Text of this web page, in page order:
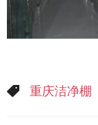
重庆洁净棚